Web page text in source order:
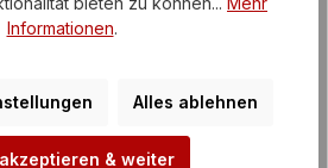
1,5kW - 7,5kW
Informationen.
Alles ablehnen
& weiter